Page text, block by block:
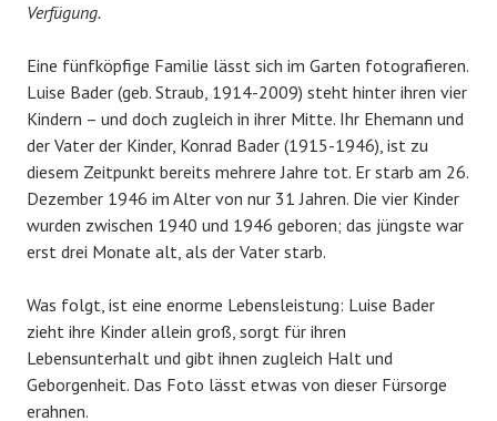
Verfügung.
Eine fünfköpfige Familie lässt sich im Garten fotografieren.
Luise Bader (geb. Straub, 1914-2009) steht hinter ihren vier
Kindern – und doch zugleich in ihrer Mitte. Ihr Ehemann und
der Vater der Kinder, Konrad Bader (1915-1946), ist zu
diesem Zeitpunkt bereits mehrere Jahre tot. Er starb am 26.
Dezember 1946 im Alter von nur 31 Jahren. Die vier Kinder
wurden zwischen 1940 und 1946 geboren; das jüngste war
erst drei Monate alt, als der Vater starb.
Was folgt, ist eine enorme Lebensleistung: Luise Bader
zieht ihre Kinder allein groß, sorgt für ihren
Lebensunterhalt und gibt ihnen zugleich Halt und
Geborgenheit. Das Foto lässt etwas von dieser Fürsorge
erahnen.